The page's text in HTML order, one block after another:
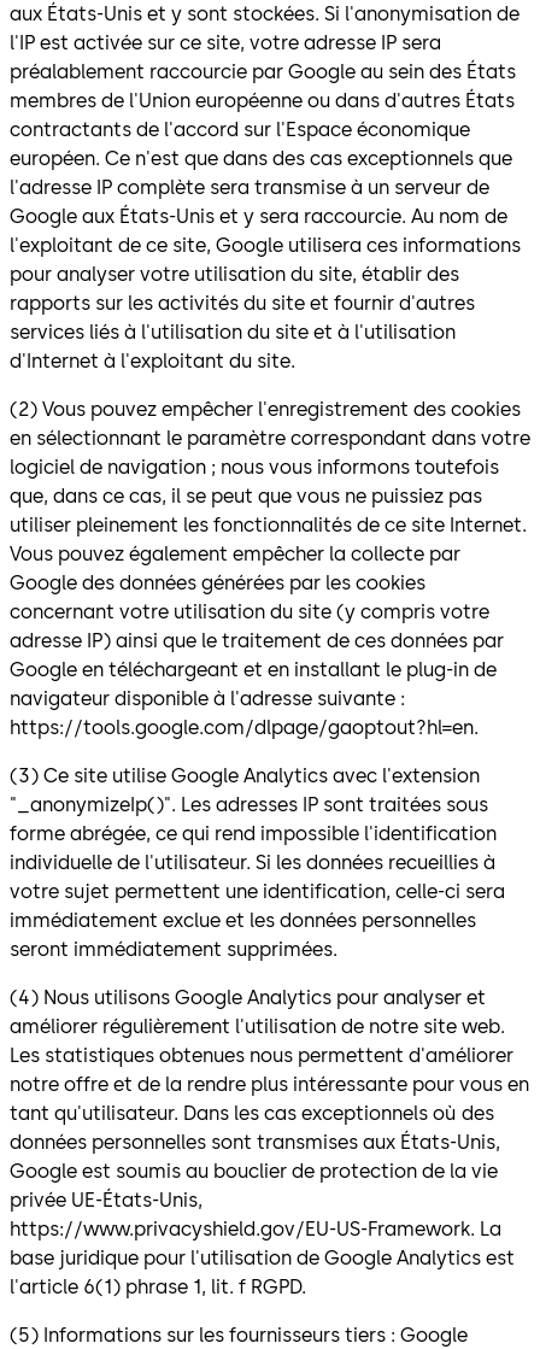
aux États-Unis et y sont stockées. Si l'anonymisation de
l'IP est activée sur ce site, votre adresse IP sera
préalablement raccourcie par Google au sein des États
membres de l'Union européenne ou dans d'autres États
contractants de l'accord sur l'Espace économique
européen. Ce n'est que dans des cas exceptionnels que
l'adresse IP complète sera transmise à un serveur de
Google aux États-Unis et y sera raccourcie. Au nom de
l'exploitant de ce site, Google utilisera ces informations
pour analyser votre utilisation du site, établir des
rapports sur les activités du site et fournir d'autres
services liés à l'utilisation du site et à l'utilisation
d'Internet à l'exploitant du site.
(2) Vous pouvez empêcher l'enregistrement des cookies
en sélectionnant le paramètre correspondant dans votre
logiciel de navigation ; nous vous informons toutefois
que, dans ce cas, il se peut que vous ne puissiez pas
utiliser pleinement les fonctionnalités de ce site Internet.
Vous pouvez également empêcher la collecte par
Google des données générées par les cookies
concernant votre utilisation du site (y compris votre
adresse IP) ainsi que le traitement de ces données par
Google en téléchargeant et en installant le plug-in de
navigateur disponible à l'adresse suivante :
https://tools.google.com/dlpage/gaoptout?hl=en.
(3) Ce site utilise Google Analytics avec l'extension
"_anonymizeIp()". Les adresses IP sont traitées sous
forme abrégée, ce qui rend impossible l'identification
individuelle de l'utilisateur. Si les données recueillies à
votre sujet permettent une identification, celle-ci sera
immédiatement exclue et les données personnelles
seront immédiatement supprimées.
(4) Nous utilisons Google Analytics pour analyser et
améliorer régulièrement l'utilisation de notre site web.
Les statistiques obtenues nous permettent d'améliorer
notre offre et de la rendre plus intéressante pour vous en
tant qu'utilisateur. Dans les cas exceptionnels où des
données personnelles sont transmises aux États-Unis,
Google est soumis au bouclier de protection de la vie
privée UE-États-Unis,
https://www.privacyshield.gov/EU-US-Framework. La
base juridique pour l'utilisation de Google Analytics est
l'article 6(1) phrase 1, lit. f RGPD.
(5) Informations sur les fournisseurs tiers : Google